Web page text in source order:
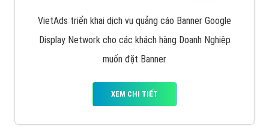
VietAds triển khai dịch vụ quảng cáo Banner Google
Display Network cho các khách hàng Doanh Nghiệp
muốn đặt Banner
XEM CHI TIẾT